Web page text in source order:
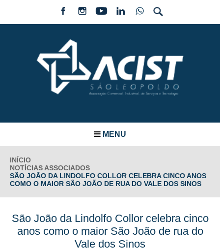
MENU
INÍCIO
NOTÍCIAS ASSOCIADOS
SÃO JOÃO DA LINDOLFO COLLOR CELEBRA CINCO ANOS
COMO O MAIOR SÃO JOÃO DE RUA DO VALE DOS SINOS
São João da Lindolfo Collor celebra cinco
anos como o maior São João de rua do
Vale dos Sinos